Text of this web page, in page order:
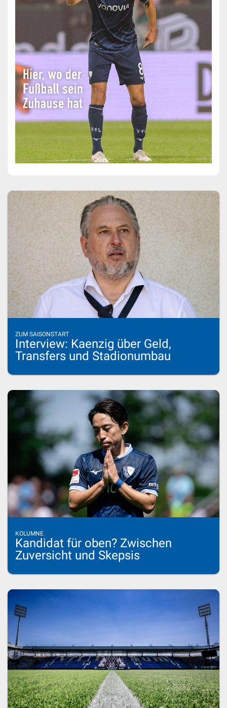
ZUM SAISONSTART
Interview: Kaenzig über Geld,
Transfers und Stadionumbau
KOLUMNE
Kandidat für oben? Zwischen
Zuversicht und Skepsis